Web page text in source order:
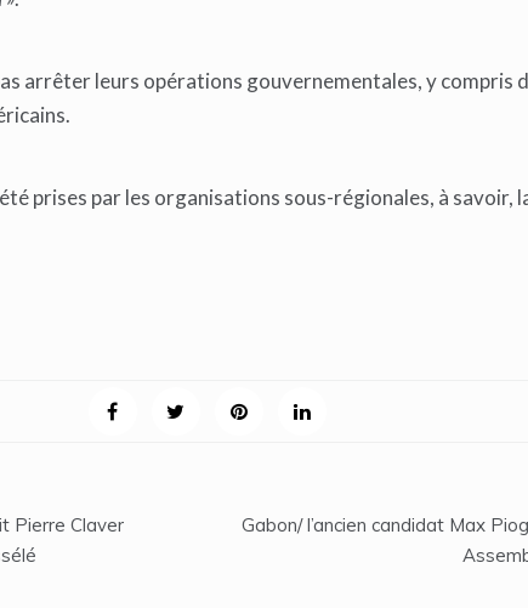
arrêter leurs opérations gouvernementales, y compris
prises par les organisations sous-régionales, à savoir,
Pierre Claver
Gabon/ l’ancien candidat Max